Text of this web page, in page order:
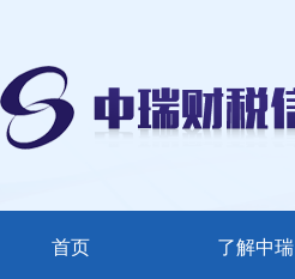
首页 了解中瑞